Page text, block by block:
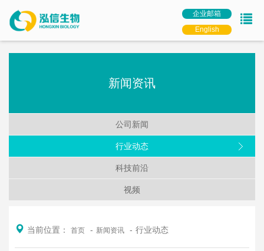
企业邮箱
English
新闻资讯
公司新闻
行业动态
科技前沿
视频
当前位置： 首页 新闻资讯 行业动态